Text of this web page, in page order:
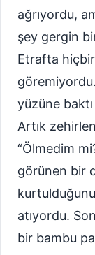
ağrıyordu,
şey gergin
Etrafta
yüzüne
Artık
“Ölmedim
görünen bir
atıyordu.
bir bambu